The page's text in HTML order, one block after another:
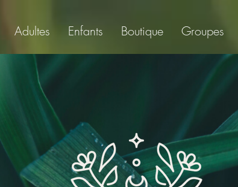
Adultes Enfants Boutique Groupes